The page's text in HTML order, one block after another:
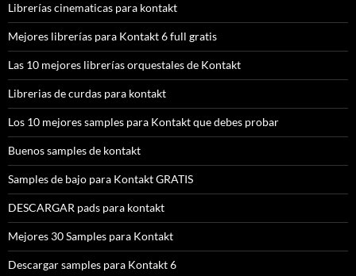
Librerías cinematicas para kontakt
Mejores librerías para Kontakt 6 full gratis
Las 10 mejores librerías orquestales de Kontakt
Librerias de curdas para kontakt
Los 10 mejores samples para Kontakt que debes probar
Buenos samples de kontakt
Samples de bajo para Kontakt GRATIS
DESCARGAR pads para kontakt
Mejores 30 Samples para Kontakt
Descargar samples para Kontakt 6